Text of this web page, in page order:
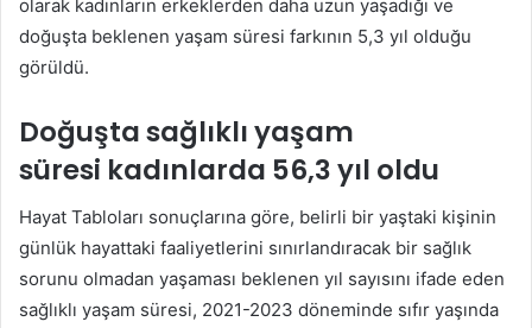
olarak kadınların erkeklerden daha uzun yaşadığı ve
doğuşta beklenen yaşam süresi farkının 5,3 yıl olduğu
görüldü.
Doğuşta sağlıklı yaşam
süresi kadınlarda 56,3 yıl oldu
Hayat Tabloları sonuçlarına göre, belirli bir yaştaki kişinin
günlük hayattaki faaliyetlerini sınırlandıracak bir sağlık
sorunu olmadan yaşaması beklenen yıl sayısını ifade eden
sağlıklı yaşam süresi, 2021-2023 döneminde sıfır yaşında